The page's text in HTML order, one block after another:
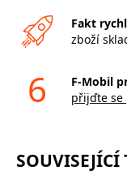
Fakt
zboží
6
F-Mobil
přijďte se
SOUVISEJÍCÍ